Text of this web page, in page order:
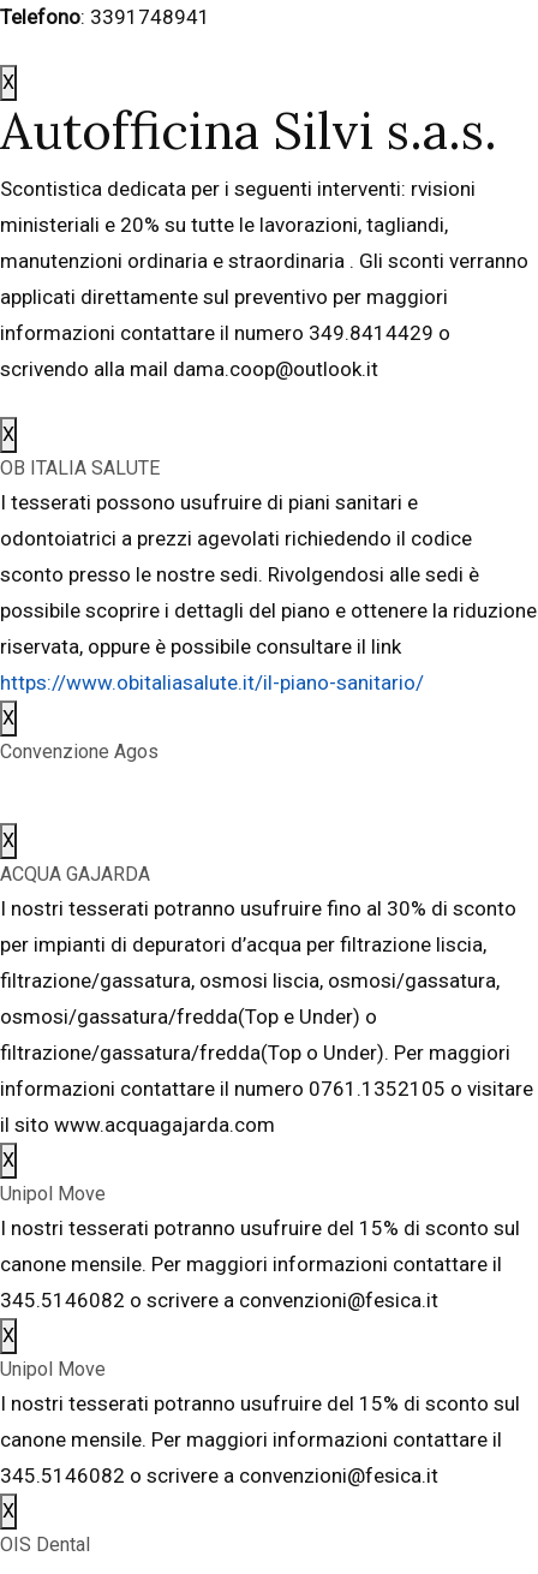
Telefono: 3391748941
X
Autofficina Silvi s.a.s.
Scontistica dedicata per i seguenti interventi: rvisioni
ministeriali e 20% su tutte le lavorazioni, tagliandi,
manutenzioni ordinaria e straordinaria . Gli sconti verranno
applicati direttamente sul preventivo per maggiori
informazioni contattare il numero 349.8414429 o
scrivendo alla mail dama.coop@outlook.it
X
OB ITALIA SALUTE
I tesserati possono usufruire di piani sanitari e
odontoiatrici a prezzi agevolati richiedendo il codice
sconto presso le nostre sedi. Rivolgendosi alle sedi è
possibile scoprire i dettagli del piano e ottenere la riduzione
riservata, oppure è possibile consultare il link
https://www.obitaliasalute.it/il-piano-sanitario/
X
Convenzione Agos
X
ACQUA GAJARDA
I nostri tesserati potranno usufruire fino al 30% di sconto
per impianti di depuratori d’acqua per filtrazione liscia,
filtrazione/gassatura, osmosi liscia, osmosi/gassatura,
osmosi/gassatura/fredda(Top e Under) o
filtrazione/gassatura/fredda(Top o Under). Per maggiori
informazioni contattare il numero 0761.1352105 o visitare
il sito www.acquagajarda.com
X
Unipol Move
I nostri tesserati potranno usufruire del 15% di sconto sul
canone mensile. Per maggiori informazioni contattare il
345.5146082 o scrivere a convenzioni@fesica.it
X
Unipol Move
I nostri tesserati potranno usufruire del 15% di sconto sul
canone mensile. Per maggiori informazioni contattare il
345.5146082 o scrivere a convenzioni@fesica.it
X
OIS Dental